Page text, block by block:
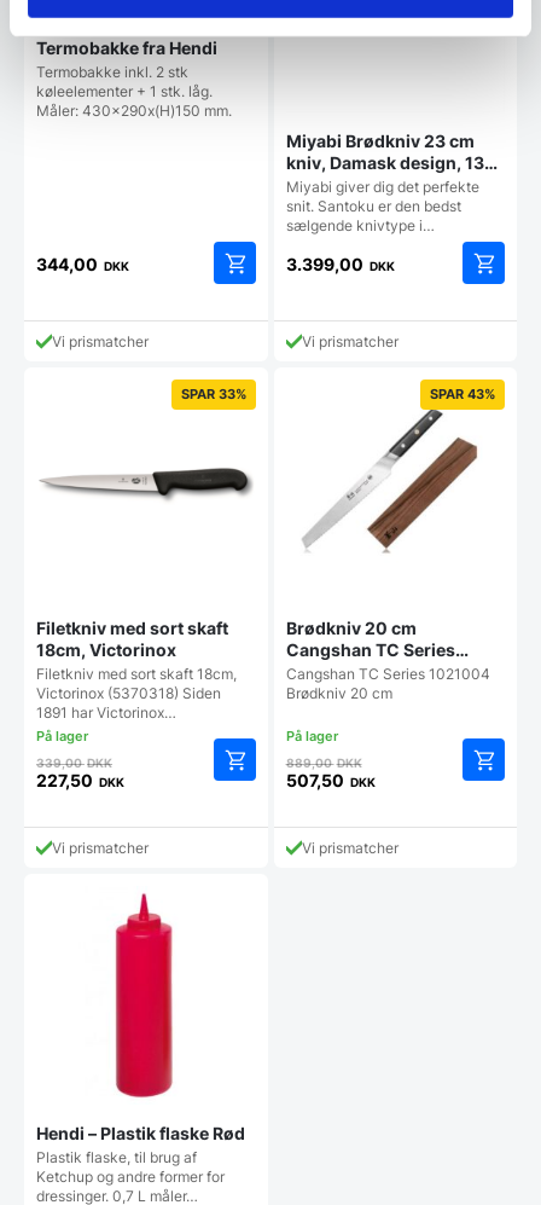
Termobakke fra Hendi
Termobakke inkl. 2 stk
køleelementer + 1 stk. låg.
Måler: 430x290x(H)150 mm.
344,00 DKK
Vi prismatcher
Miyabi Brødkniv 23 cm
kniv, Damask design, 133
lag stål
Miyabi giver dig det perfekte
snit. Santoku er den bedst
sælgende knivtype i…
3.399,00 DKK
Vi prismatcher
SPAR 33%
Filetkniv med sort skaft
18cm, Victorinox
Filetkniv med sort skaft 18cm,
Victorinox (5370318) Siden
1891 har Victorinox…
339,00DKKDen
oprindelige
var:
339,00 DKK.
227,50 DKK
aktuelle
prisVi prismatcher
SPAR 43%
Brødkniv 20 cm
Cangshan TC Series
1021004
Cangshan TC Series 1021004
Brødkniv 20 cm
889,00DKKDen
oprindelige
var:
889,00 DKK.
507,50 DKK
aktuelle
prisVi prismatcher
Hendi – Plastik flaske Rød
Plastik flaske, til brug af
Ketchup og andre former for
dressinger. 0,7 L måler…